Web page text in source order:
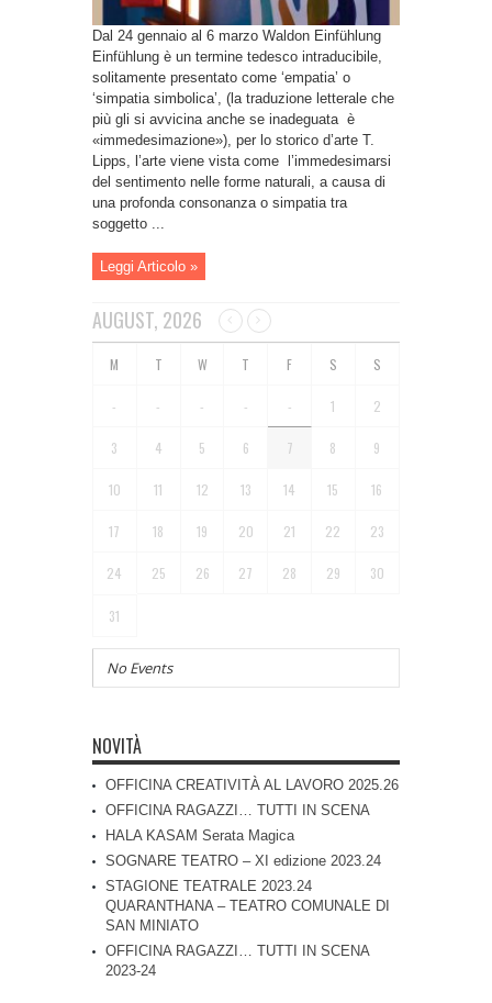
Dal 24 gennaio al 6 marzo Waldon Einfühlung
Einfühlung è un termine tedesco intraducibile,
solitamente presentato come ‘empatia’ o
‘simpatia simbolica’, (la traduzione letterale che
più gli si avvicina anche se inadeguata è
«immedesimazione»), per lo storico d’arte T.
Lipps, l’arte viene vista come l’immedesimarsi
del sentimento nelle forme naturali, a causa di
una profonda consonanza o simpatia tra
soggetto ...
Leggi Articolo »
AUGUST, 2026
- - - - - 1 2
3 4 5 6 7 8 9
10 11 12 13 14 15 16
17 18 19 20 21 22 23
24 25 26 27 28 29 30
31
No Events
NOVITÀ
OFFICINA CREATIVITÀ AL LAVORO 2025.26
OFFICINA RAGAZZI… TUTTI IN SCENA
HALA KASAM Serata Magica
SOGNARE TEATRO – XI edizione 2023.24
STAGIONE TEATRALE 2023.24
QUARANTHANA – TEATRO COMUNALE DI
SAN MINIATO
OFFICINA RAGAZZI… TUTTI IN SCENA
2023-24